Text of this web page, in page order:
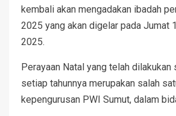
kembali akan mengadakan ibadah
2025 yang akan digelar pada Jumat
2025.
Perayaan Natal yang telah dilakukan
setiap tahunnya merupakan salah
kepengurusan PWI Sumut, dalam